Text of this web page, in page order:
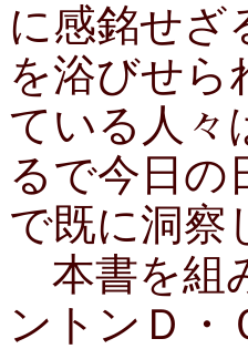
に感銘せざ
を浴びせら
ている人々
るで今日の
で既に洞察
本書を組
ントンＤ・